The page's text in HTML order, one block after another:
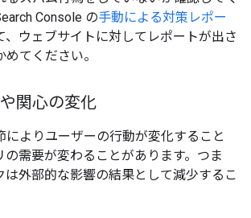
Console の手動による対策レポー
、ウェブサイトに対してレポートが出さ
てください。
関心の変化
によりユーザーの行動が変化すること
の需要が変わることがあります。つま
は外部的な影響の結果として減少するこ